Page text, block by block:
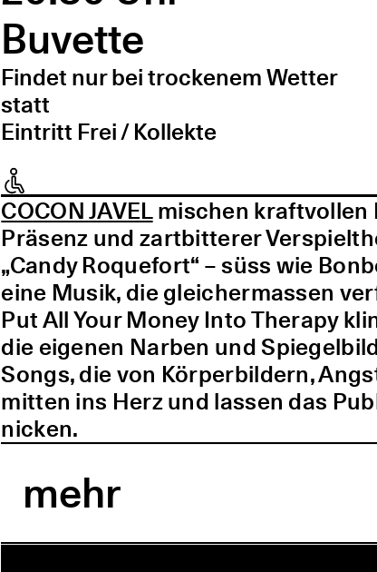
Buvette
Findet nur bei trockenem Wetter
statt
Eintritt Frei / Kollekte
COCON JAVELmischen kraftvollen
Präsenz und zartbitterer
„Candy Roquefort“ – süss wie
eine Musik, die gleichermassen
Put All Your Money Into Therapy
die eigenen Narben und
Songs, die von Körperbildern,
mitten ins Herz und lassen das
nicken.
mehr